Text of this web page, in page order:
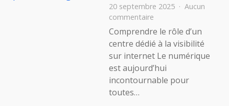
20 septembre 2025
Aucun
commentaire
Centre
pour
la
visibilité
sur
internet
Comprendre le rôle d’un
centre dédié à la visibilité
sur internet Le numérique
est aujourd’hui
incontournable pour
toutes…